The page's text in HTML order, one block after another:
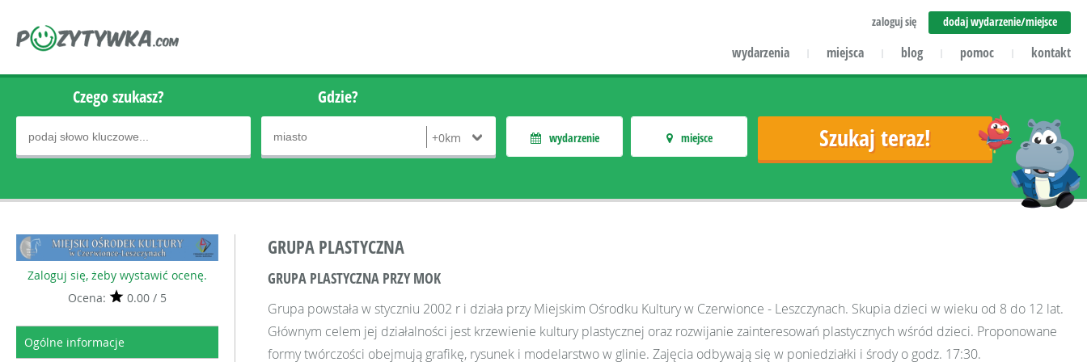
zaloguj się dodaj wydarzenie/miejsce
wydarzenia | miejsca | blog | pomoc | kontakt
Czego szukasz? Gdzie?
wydarzenie miejsce
Zaloguj się, żeby wystawić ocenę.
Ocena:
0.00 / 5
Ogólne informacje
GRUPA PLASTYCZNA
GRUPA PLASTYCZNA PRZY MOK
Grupa powstała w styczniu 2002 r i działa przy Miejskim Ośrodku Kultury w Czerwionce - Leszczynach. Skupia dzieci w wieku od 8 do 12 lat.
Głównym celem jej działalności jest krzewienie kultury plastycznej oraz rozwijanie zainteresowań plastycznych wśród dzieci. Proponowane
formy twórczości obejmują grafikę, rysunek i modelarstwo w glinie. Zajęcia odbywają się w poniedziałki i środy o godz. 17:30.